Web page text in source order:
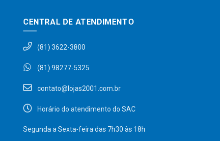
CENTRAL DE ATENDIMENTO
(81) 3622-3800
(81) 98277-5325
contato@lojas2001.com.br
Horário do atendimento do SAC
Segunda a Sexta-feira das 7h30 às 18h